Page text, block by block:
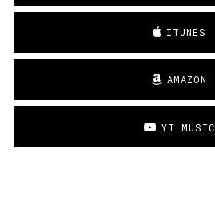
ITUNES
AMAZON
YT MUSIC